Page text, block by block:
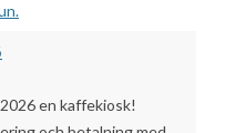
en kaffekiosk!